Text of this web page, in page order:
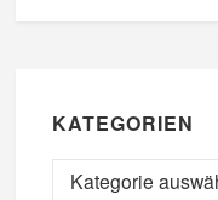
KATEGORIEN